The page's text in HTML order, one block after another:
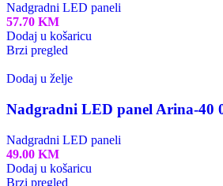
Nadgradni LED paneli
57.70 KM
Dodaj u košaricu
Brzi pregled
Dodaj u želje
Nadgradni LED panel Arina-40
Nadgradni LED paneli
49.00 KM
Dodaj u košaricu
Brzi pregled